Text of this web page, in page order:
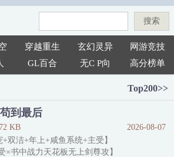
搜索
穿越重生 玄幻灵异
网游竞技
GL百合 无C P向 高分榜单
Top200>>
到最后
KB
2026-08-07
+双洁+年上+咸鱼系统+主受】
×书中战力天花板无上剑尊攻】